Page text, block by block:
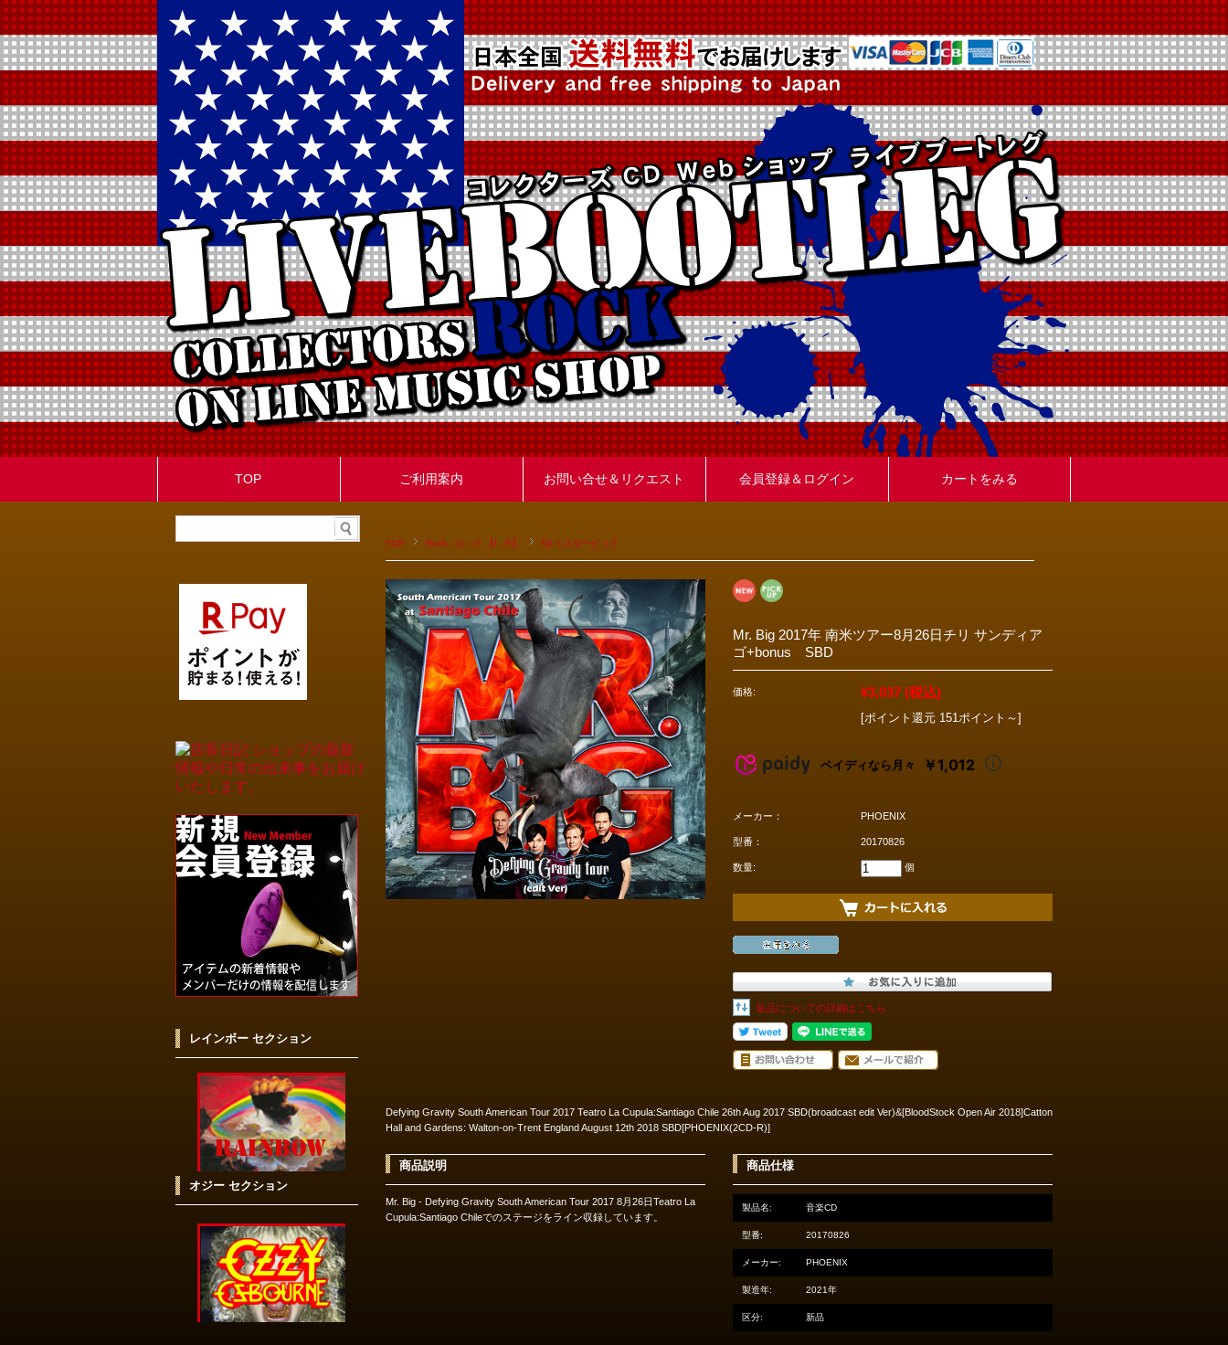
TOP ご利用案内 お問い合せ＆リクエスト 会員登録＆ログイン カートをみる
TOP Rock - ロック 【I - P】 M) ミスタービック
Mr. Big 2017年 南米ツアー8月26日チリ サンディア
ゴ+bonus SBD
価格: ¥3,037 (税込)
[ポイント還元 151ポイント～]
ペイディなら月々 ￥1,012
メーカー： PHOENIX
型番： 20170826
数量: 個
返品についての詳細はこちら
Defying Gravity South American Tour 2017 Teatro La Cupula:Santiago Chile 26th Aug 2017 SBD(broadcast edit Ver)&[BloodStock Open Air 2018]Catton
Hall and Gardens: Walton-on-Trent England August 12th 2018 SBD[PHOENIX(2CD-R)]
商品説明
Mr. Big - Defying Gravity South American Tour 2017 8月26日Teatro La
Cupula:Santiago Chileでのステージをライン収録しています。
商品仕様
製品名: 音楽CD
型番: 20170826
メーカー: PHOENIX
製造年: 2021年
区分: 新品
レインボー セクション
オジー セクション